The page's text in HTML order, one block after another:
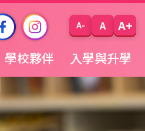
A- A A+
學校夥伴 入學與升學